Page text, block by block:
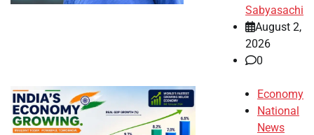
Sabyasachi
August 2,
2026
0
Economy
National
News